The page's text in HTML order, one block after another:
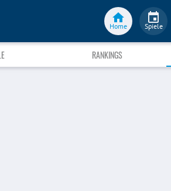
Home Spiele
RANKINGS